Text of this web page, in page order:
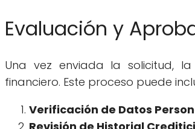
Evaluación y
Una vez enviada la solicitud,
financiero. Este proceso puede
Verificación de Datos